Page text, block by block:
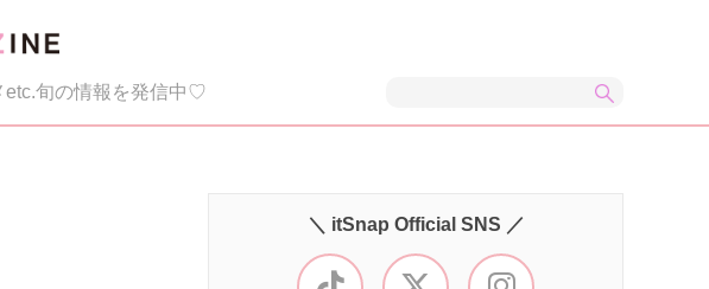
etc.旬の情報を発信中♡
＼ itSnap Official SNS ／